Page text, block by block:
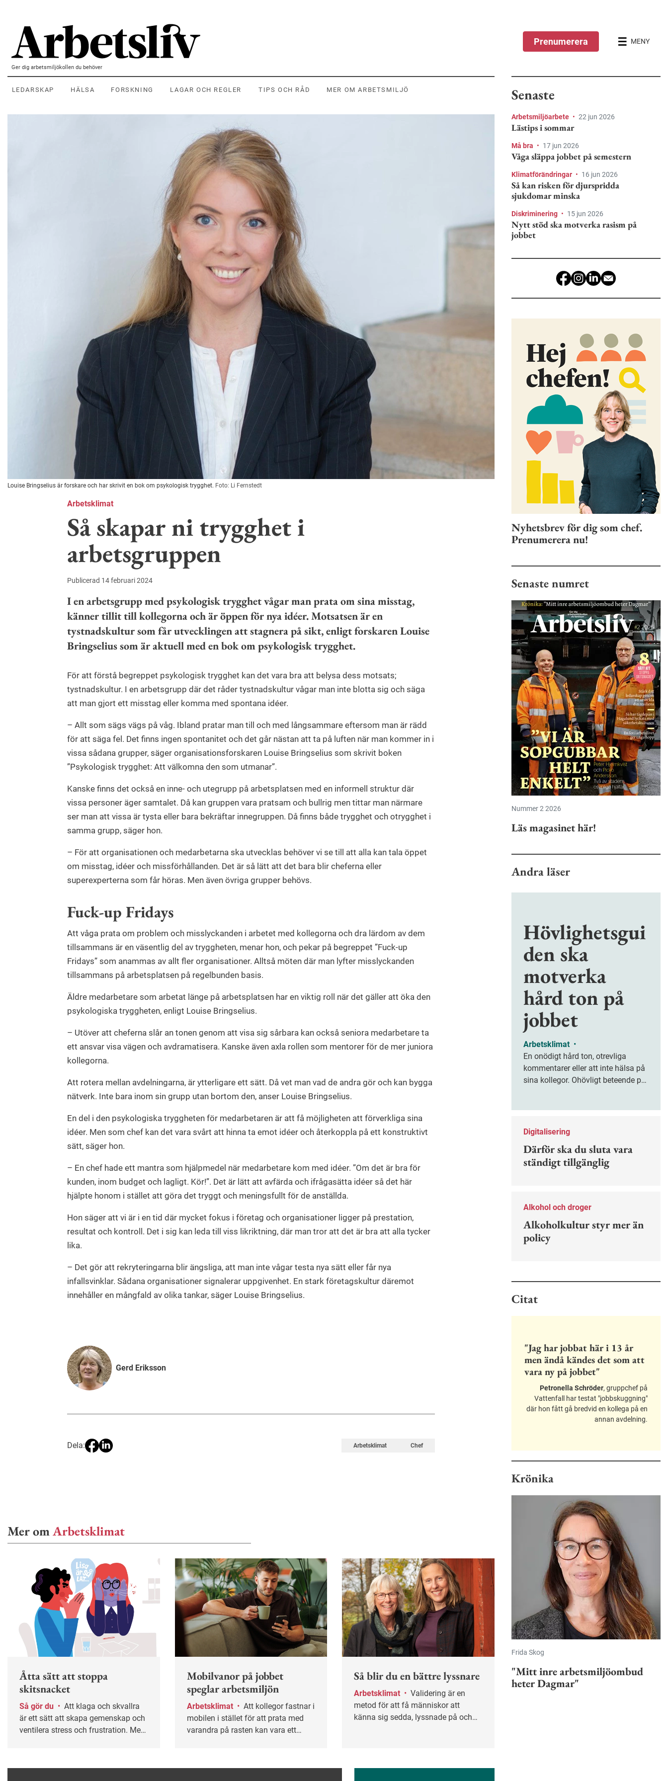
Ger dig arbetsmiljökollen du behöver
LEDARSKAP HÄLSA FORSKNING LAGAR OCH REGLER TIPS OCH RÅD MER OM ARBETSMILJÖ
Prenumerera MENY
Louise Bringselius är forskare och har skrivit en bok om psykologisk trygghet. Foto: Li Fernstedt
Arbetsklimat
Så skapar ni trygghet i
arbetsgruppen
Publicerad 14 februari 2024
I en arbetsgrupp med psykologisk trygghet vågar man prata om sina misstag,
känner tillit till kollegorna och är öppen för nya idéer. Motsatsen är en
tystnadskultur som får utvecklingen att stagnera på sikt, enligt forskaren Louise
Bringselius som är aktuell med en bok om psykologisk trygghet.
För att förstå begreppet psykologisk trygghet kan det vara bra att belysa dess motsats;
tystnadskultur. I en arbetsgrupp där det råder tystnadskultur vågar man inte blotta sig och säga
att man gjort ett misstag eller komma med spontana idéer.
– Allt som sägs vägs på våg. Ibland pratar man till och med långsammare eftersom man är rädd
för att säga fel. Det finns ingen spontanitet och det går nästan att ta på luften när man kommer in i
vissa sådana grupper, säger organisationsforskaren Louise Bringselius som skrivit boken
”Psykologisk trygghet: Att välkomna den som utmanar”.
Kanske finns det också en inne- och utegrupp på arbetsplatsen med en informell struktur där
vissa personer äger samtalet. Då kan gruppen vara pratsam och bullrig men tittar man närmare
ser man att vissa är tysta eller bara bekräftar innegruppen. Då finns både trygghet och otrygghet i
samma grupp, säger hon.
­– För att organisationen och medarbetarna ska utvecklas behöver vi se till att alla kan tala öppet
om misstag, idéer och missförhållanden. Det är så lätt att det bara blir cheferna eller
superexperterna som får höras. Men även övriga grupper behövs.
Fuck-up Fridays
Att våga prata om problem och misslyckanden i arbetet med kollegorna och dra lärdom av dem
tillsammans är en väsentlig del av tryggheten, menar hon, och pekar på begreppet ”Fuck-up
Fridays” som anammas av allt fler organisationer. Alltså möten där man lyfter misslyckanden
tillsammans på arbetsplatsen på regelbunden basis.
Äldre medarbetare som arbetat länge på arbetsplatsen har en viktig roll när det gäller att öka den
psykologiska tryggheten, enligt Louise Bringselius.
– Utöver att cheferna slår an tonen genom att visa sig sårbara kan också seniora medarbetare ta
ett ansvar visa vägen och avdramatisera. Kanske även axla rollen som mentorer för de mer juniora
kollegorna.
Att rotera mellan avdelningarna, är ytterligare ett sätt. Då vet man vad de andra gör och kan bygga
nätverk. Inte bara inom sin grupp utan bortom den, anser Louise Bringselius.
En del i den psykologiska tryggheten för medarbetaren är att få möjligheten att förverkliga sina
idéer. Men som chef kan det vara svårt att hinna ta emot idéer och återkoppla på ett konstruktivt
sätt, säger hon.
­– En chef hade ett mantra som hjälpmedel när medarbetare kom med idéer. ”Om det är bra för
kunden, inom budget och lagligt. Kör!”. Det är lätt att avfärda och ifrågasätta idéer så det här
hjälpte honom i stället att göra det tryggt och meningsfullt för de anställda.
Hon säger att vi är i en tid där mycket fokus i företag och organisationer ligger på prestation,
resultat och kontroll. Det i sig kan leda till viss likriktning, där man tror att det är bra att alla tycker
lika.
– Det gör att rekryteringarna blir ängsliga, att man inte vågar testa nya sätt eller får nya
infallsvinklar. Sådana organisationer signalerar uppgivenhet. En stark företagskultur däremot
innehåller en mångfald av olika tankar, säger Louise Bringselius.
Gerd Eriksson
Dela: Arbetsklimat Chef
Mer omArbetsklimat
Åtta sätt att stoppa
skitsnacket
Så gör du •
är ett sätt att skapa gemenskap och
ventilera stress och frustration. Men
sämre trivsel, lägre produktivitet och
Mobilvanor på jobbet
speglar arbetsmiljön
Arbetsklimat •
mobilen i stället för att prata med
varandra på rasten kan vara ett
universitet.
Så blir du en bättre lyssnare
Arbetsklimat • Validering är en
metod för att få människor att
känna sig sedda, lyssnade på och
Senaste
Arbetsmiljöarbete • 22 jun 2026
Lästips i sommar
Må bra • 17 jun 2026
Våga släppa jobbet på semestern
Klimatförändringar • 16 jun 2026
Så kan risken för djurspridda
sjukdomar minska
Diskriminering • 15 jun 2026
Nytt stöd ska motverka rasism på
jobbet
Nyhetsbrev för dig som chef.
Prenumerera nu!
Senaste numret
Nummer 2 2026
Läs magasinet här!
Andra läser
Hövlighetsgui
den ska
motverka
hård ton på
jobbet
Arbetsklimat •
En onödigt hård ton, otrevliga
kommentarer eller att inte hälsa på
sina kollegor. Ohövligt beteende på
förebygga ohövligt beteende på
Digitalisering
Därför ska du sluta vara
ständigt tillgänglig
Alkohol och droger
Alkoholkultur styr mer än
policy
Citat
"Jag har jobbat här i 13 år
men ändå kändes det som att
vara ny på jobbet"
Petronella Schröder, gruppchef på
Vattenfall har testat "jobbskuggning"
där hon fått gå bredvid en kollega på en
annan avdelning.
Krönika
Frida Skog
"Mitt inre arbetsmiljöombud
heter Dagmar"